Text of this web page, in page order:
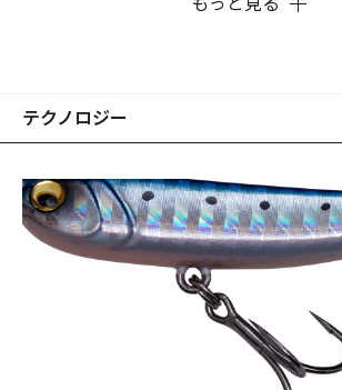
あらゆる魚種に効果的なティンセル付きア
準装備しており、また腹部に設けたおま
す。特にボトムからバイトしてくる魚に
のフック装着が効果的。対象魚は、シー
チ、ブリ（イナダ、ワラサ）、サワラ、カ
バ、タチウオ、マダイ、クロダイ、根魚類
ーゲット。マキッパを貴方のソルトウォー
れば、あらゆる釣り場で活躍してくれるこ
テクノロジー